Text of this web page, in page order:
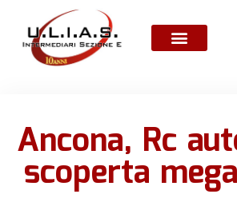
Ancona, Rc
scoperta